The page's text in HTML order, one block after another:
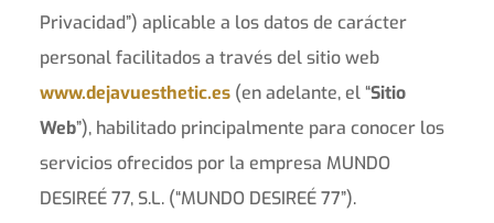
Privacidad”) aplicable a los datos de carácter
personal facilitados a través del sitio web
www.dejavuesthetic.es (en adelante, el “Sitio
Web”), habilitado principalmente para conocer los
servicios ofrecidos por la empresa MUNDO
DESIREÉ 77, S.L. (“MUNDO DESIREÉ 77”).